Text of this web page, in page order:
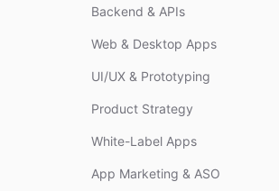
Backend & APIs
Web & Desktop Apps
UI/UX & Prototyping
Product Strategy
White-Label Apps
App Marketing & ASO